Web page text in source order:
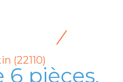
(22110)
6 pièces,